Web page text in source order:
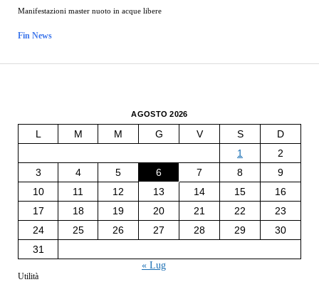
Manifestazioni master nuoto in acque libere
Fin News
AGOSTO 2026
L M M G V S
D
1
2
3
4 5 6 7 8
9
10
11 12 13 14 15
16
17
18 19 20 21 22
23
24
25 26 27 28 29
30
31
« Lug
Utilità